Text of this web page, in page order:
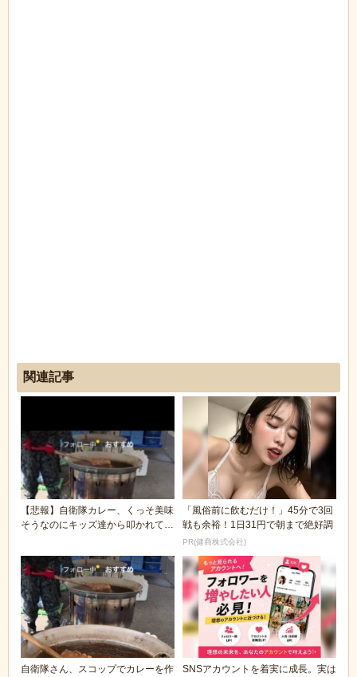
関連記事
【悲報】自衛隊カレー、くっそ美味
そうなのにキッズ達から叩かれてし
「風俗前に飲むだけ！」45分で3回
戦も余裕！1日31円で朝まで絶好調
PR(健商株式会社)
自衛隊さん、スコップでカレーを作
SNSアカウントを着実に成長。実は